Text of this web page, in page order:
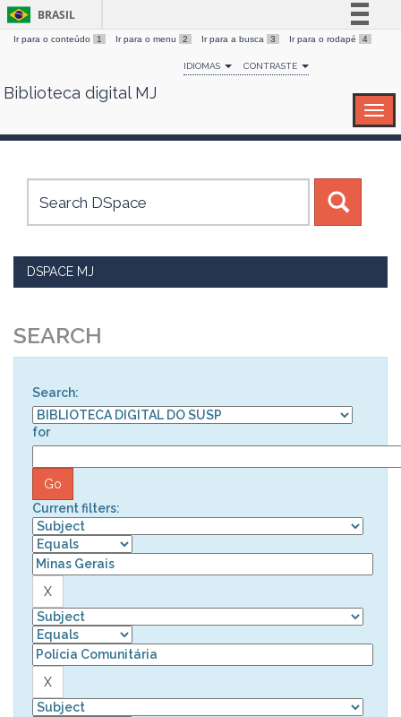
Skip
BRASIL
Simplifique!
Comunica BR
Canais
Ir para o conteúdo 1 Ir para o menu 2 Ir para a busca 3 Ir para o rodapé 4
IDIOMAS CONTRASTE
Biblioteca digital MJ
DSPACE MJ
SEARCH
Search:
for
Current filters: